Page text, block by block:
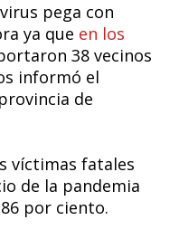
pega con
ya que en los
38 vecinos
informó el
de
víctimas fatales
de la pandemia
por ciento.